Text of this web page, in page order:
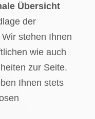
Übersicht
der
stehen Ihnen
wie auch
zur Seite.
Ihnen stets